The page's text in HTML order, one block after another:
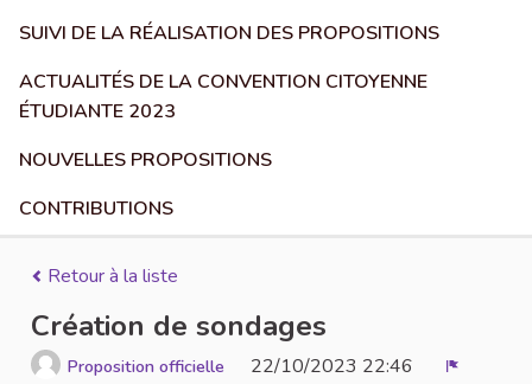
SUIVI DE LA RÉALISATION DES PROPOSITIONS
ACTUALITÉS DE LA CONVENTION CITOYENNE
ÉTUDIANTE 2023
NOUVELLES PROPOSITIONS
CONTRIBUTIONS
Retour à la liste
Création de sondages
Proposition officielle 22/10/2023 22:46